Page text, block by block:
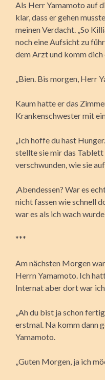
Als Herr Yamamoto auf
klar, dass er gehen
meinen Verdacht. „So
noch eine Aufsicht zu
dem Arzt und komm dich
„Bien. Bis morgen, Herr
Kaum hatte er das
Krankenschwester mit
„Ich hoffe du hast
stellte sie mir das Tablett
verschwunden, wie sie
‚Abendessen? War es
nicht fassen wie schnell
war es als ich wach
***
Am nächsten Morgen
Herrn Yamamoto. Ich
Internat aber dort war
„Ah du bist ja schon
erstmal. Na komm dann
Yamamoto.
„Guten Morgen, ja ich